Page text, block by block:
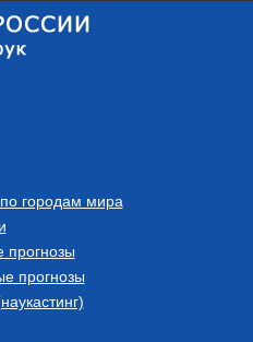
городам мира
прогнозы
прогнозы